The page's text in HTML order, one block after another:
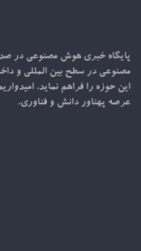
پایگاه خبری هوش مصنوعی در
مصنوعی در سطح بین المللی و
این حوزه را فراهم نماید.
عرصه پهناور دانش و فناوری.